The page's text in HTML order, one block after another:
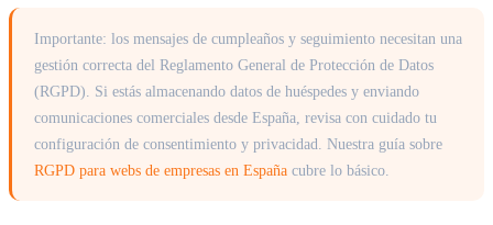
Importante: los mensajes de cumpleaños y seguimiento necesitan una
gestión correcta del Reglamento General de Protección de Datos
(RGPD). Si estás almacenando datos de huéspedes y enviando
comunicaciones comerciales desde España, revisa con cuidado tu
configuración de consentimiento y privacidad. Nuestra guía sobre
RGPD para webs de empresas en España cubre lo básico.